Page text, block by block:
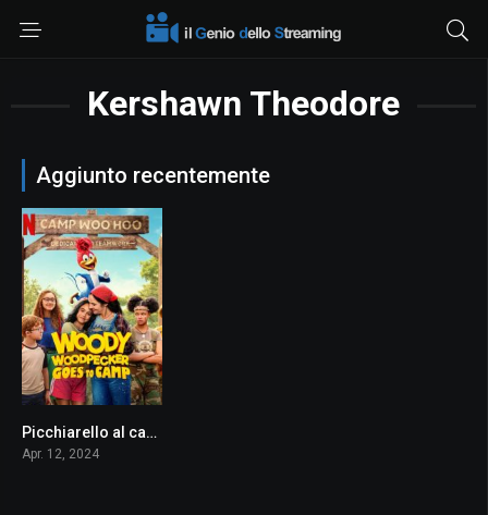
Kershawn Theodore
Aggiunto recentemente
0Picchiarello al campo estivo
Apr. 12, 2024